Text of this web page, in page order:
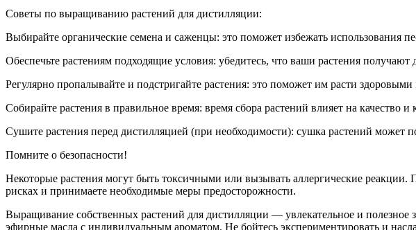
Советы по выращиванию растений для дистилляции:
Выбирайте органические семена и саженцы: это поможет избежать использования
Обеспечьте растениям подходящие условия: убедитесь, что ваши растения получают
Регулярно пропалывайте и подстригайте растения: это поможет им расти здоровыми
Собирайте растения в правильное время: время сбора растений влияет на качество
Сушите растения перед дистилляцией (при необходимости): сушка растений может
Помните о безопасности!
Некоторые растения могут быть токсичными или вызывать аллергические
рисках и принимаете необходимые меры предосторожности.
Выращивание собственных растений для дистилляции — увлекательное и полезное
эфирные масла с индивидуальным ароматом. Не бойтесь экспериментировать и